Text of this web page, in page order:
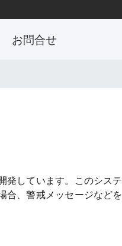
お問合せ
発しています。このシステ
合、警戒メッセージなどを